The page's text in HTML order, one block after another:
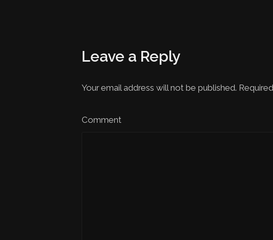
Leave a Reply
Your email address will not be published.
Comment